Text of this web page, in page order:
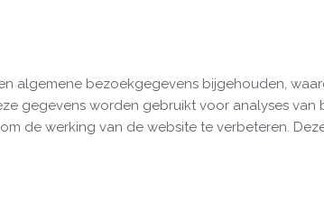
algemene bezoekgegevens bijgehouden,
gegevens worden gebruikt voor analyses
de werking van de website te verbeteren.